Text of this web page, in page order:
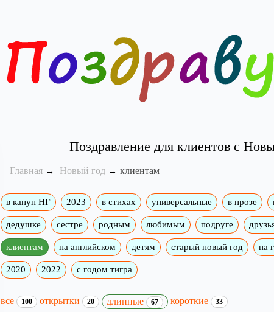
Поздравление для клиентов с
Главная Новый год клиентам
в канун НГ 2023 в стихах универсальные в прозе
дедушке сестре родным любимым подруге
клиентам на английском детям старый новый год на
2020 2022 с годом тигра
все 100 открытки 20 длинные 67 короткие 33